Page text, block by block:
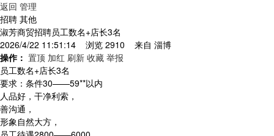
返回 管理
招聘 其他
淑芳商贸招聘员工数名+店长3名
2026/4/22 11:51:14 浏览 2910 来自 淄博
操作： 置顶 加红 刷新 收藏 举报
员工数名+店长3名
要求：条件30——59**以内
人品好，干净利索，
善沟通，
形象自然大方，